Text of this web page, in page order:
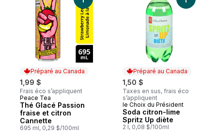
Préparé au Canada
1,99 $
Frais éco s’appliquent
Préparé au Canada
Peace Tea
Thé Glacé Passion
fraise et citron
Cannette
695 ml, 0,29 $/100ml
Ajouter Thé Glacé Passion fraise et
Préparé au Canada
1,50 $
Taxes en sus, frais éco
s’appliquent
Préparé au Canada
le Choix du Président
Soda citron-lime
Spritz Up diète
2 l, 0,08 $/100ml
Ajouter